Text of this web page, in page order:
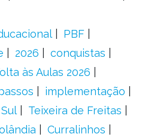
PBF
2026
conquistas
às Aulas 2026
implementação
Teixeira de Freitas
Curralinhos